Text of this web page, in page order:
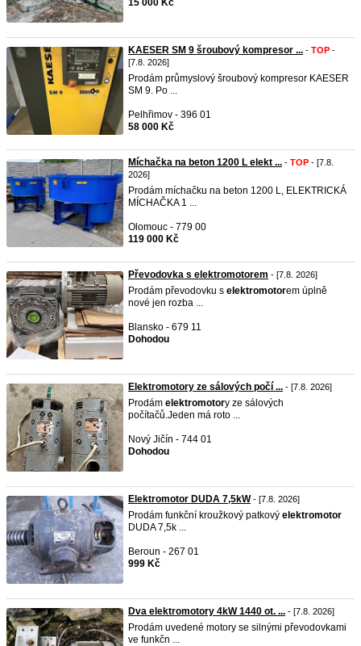
15 000 Kč
KAESER SM 9 šroubový kompresor ... - TOP -
[7.8. 2026]
Prodám průmyslový šroubový kompresor KAESER
SM 9. Po ...
Pelhřimov - 396 01
58 000 Kč
Míchačka na beton 1200 L elekt ... - TOP - [7.8.
2026]
Prodám míchačku na beton 1200 L, ELEKTRICKÁ
MÍCHAČKA 1 ...
Olomouc - 779 00
119 000 Kč
Převodovka s elektromotorem - [7.8. 2026]
Prodám převodovku s elektromotorem úplně
nové jen rozba ...
Blansko - 679 11
Dohodou
Elektromotory ze sálových počí ... - [7.8. 2026]
Prodám elektromotory ze sálových
počítačů.Jeden má roto ...
Nový Jičín - 744 01
Dohodou
Elektromotor DUDA 7,5kW- [7.8. 2026]
Prodám funkční kroužkový patkový elektromotor
DUDA 7,5k ...
Beroun - 267 01
999 Kč
Dva elektromotory 4kW 1440 ot. ... - [7.8. 2026]
Prodám uvedené motory se silnými převodovkami
ve funkčn ...